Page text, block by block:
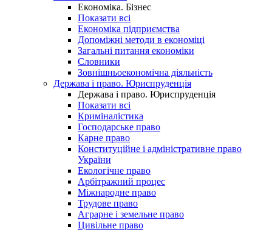
Економіка. Бізнес
Показати всі
Економіка підприємства
Допоміжні методи в економіці
Загальні питання економіки
Словники
Зовнішньоекономічна діяльність
Держава і право. Юриспруденція
Держава і право. Юриспруденція
Показати всі
Криміналістика
Господарське право
Карне право
Конституційне і адміністративне право
України
Екологічне право
Арбітражний процес
Міжнародне право
Трудове право
Аграрне і земельне право
Цивільне право